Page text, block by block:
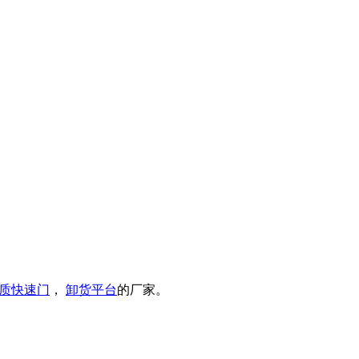
快速门 ， 卸货平台的厂家。